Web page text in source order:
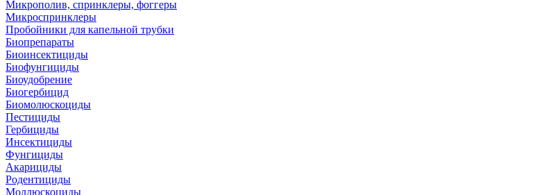
Микрополив, спринклеры, фоггеры
Микроспринклеры
Пробойники для капельной трубки
Биопрепараты
Биоинсектициды
Биофунгициды
Биоудобрение
Биогербицид
Биомолюскоциды
Пестициды
Гербициды
Инсектициды
Фунгициды
Акарициды
Родентициды
Моллюскоциды